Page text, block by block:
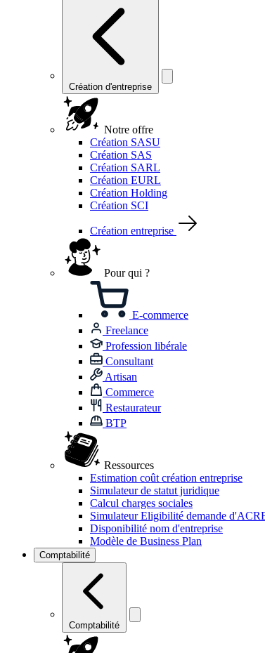
Création d'entreprise
Notre offre
Création SASU
Création SAS
Création SARL
Création EURL
Création Holding
Création SCI
Création entreprise
Pour qui ?
E-commerce
Freelance
Profession libérale
Consultant
Artisan
Commerce
Restaurateur
BTP
Ressources
Estimation coût création entreprise
Simulateur de statut juridique
Calcul charges sociales
Simulateur Eligibilité demande
Disponibilité nom d'entreprise
Modèle de Business Plan
Comptabilité
Comptabilité